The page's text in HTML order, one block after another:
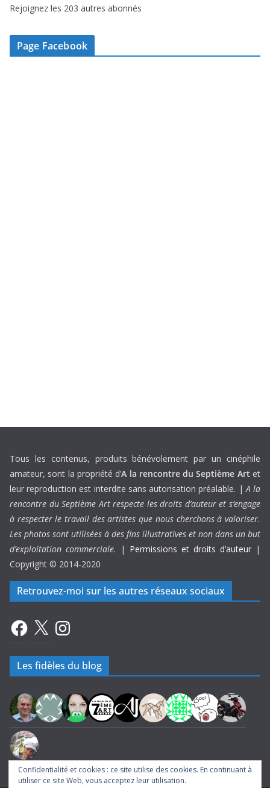
e
-
Rejoignez les 203 autres abonnés
Page Facebook
Tous les contenus, produits bénévolement par un cinéphile
amateur, sont la propriété d’A la rencontre du Septième Art et
leur reproduction est interdite sans autorisation préalable. |A la
rencontre du Septième Art respecte les droits d’auteur et s’engage
à respecter le travail des artistes que nous cherchons à valoriser.
Les photos sont utilisées à des fins illustratives et non dans un but
d’exploitation commerciale.
| Permissions et droits d’auteur |
Copyright © 2014-2020
Retrouvez-moi sur les autres réseaux sociaux
Facebook
X Instagram
Confidentialité et cookies : ce site utilise des cookies. En continuant à
utiliser ce site Web, vous acceptez leur utilisation.
Les fidèles du blog